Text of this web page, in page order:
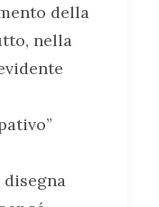
della
nella